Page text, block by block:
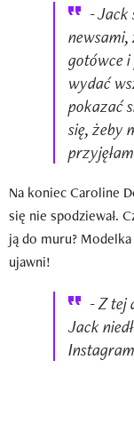
- Jack
newsami,
gotówce
wydać
pokazać
się, żeby
przyjęłam
Na koniec Caroline
się nie spodziewał.
ją do muru?
ujawni!
- Z tej
Jack